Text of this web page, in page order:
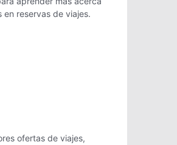
reservas de viajes.
ofertas de viajes,